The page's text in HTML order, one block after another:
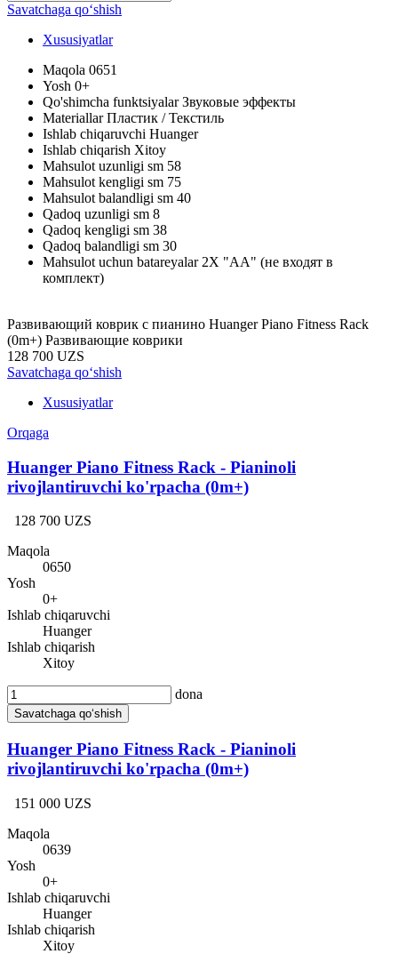
Savatchaga qo‘shish
Xususiyatlar
Maqola 0651
Yosh 0+
Qo'shimcha funktsiyalarЗвуковые эффекты
MateriallarПластик / Текстиль
Ishlab chiqaruvchi Huanger
Ishlab chiqarish Xitoy
Mahsulot uzunligi sm 58
Mahsulot kengligi sm 75
Mahsulot balandligi sm 40
Qadoq uzunligi sm 8
Qadoq kengligi sm 38
Qadoq balandligi sm 30
Mahsulot uchun batareyalar 2X "АА" (не входят в
комплект)
Развивающий коврик с пианино Huanger Piano Fitness Rack
(0m+) Развивающие коврики
128 700 UZS
Savatchaga qo‘shish
Xususiyatlar
Orqaga
Huanger Piano Fitness Rack - Pianinoli
rivojlantiruvchi ko'rpacha (0m+)
128 700 UZS
Maqola
0650
Yosh
0+
Ishlab chiqaruvchi
Huanger
Ishlab chiqarish
Xitoy
dona
Savatchaga qo‘shish
Huanger Piano Fitness Rack - Pianinoli
rivojlantiruvchi ko'rpacha (0m+)
151 000 UZS
Maqola
0639
Yosh
0+
Ishlab chiqaruvchi
Huanger
Ishlab chiqarish
Xitoy